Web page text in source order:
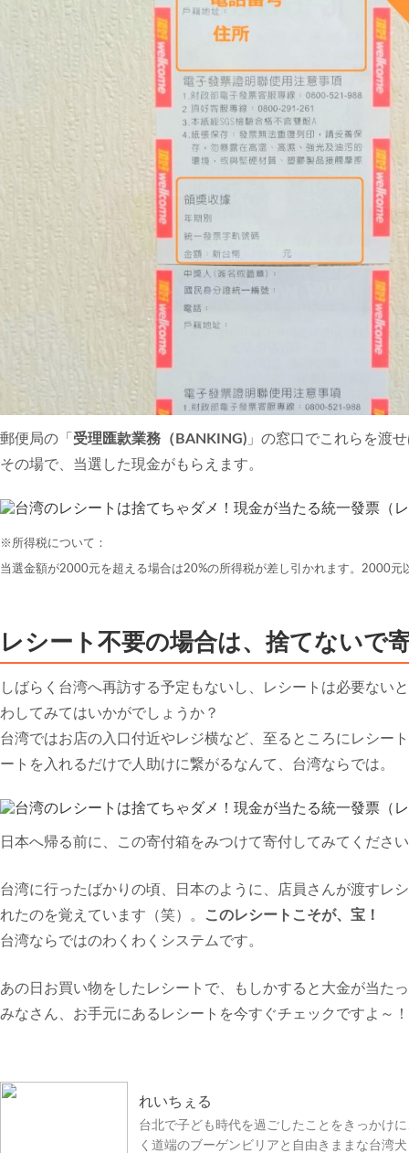
郵便局の「 受理匯款業務（BANKING) 」の窓口でこれらを渡
その場で、当選した現金がもらえます。
※所得税について：
当選金額が2000元を超える場合は20%の所得税が差し引かれます。2000元
レシート不要の場合は、捨てないで
しばらく台湾へ再訪する予定もないし、レシートは必要ない
わしてみてはいかがでしょうか？
台湾ではお店の入口付近やレジ横など、至るところにレシー
ートを入れるだけで人助けに繋がるなんて、台湾ならでは。
日本へ帰る前に、この寄付箱をみつけて寄付してみてくださ
台湾に行ったばかりの頃、日本のように、店員さんが渡すレ
れたのを覚えています（笑）。
このレシートこそが、宝！
台湾ならではのわくわくシステムです。
あの日お買い物をしたレシートで、もしかすると大金が当た
みなさん、お手元にあるレシートを今すぐチェックですよ～！
れいちぇる
台北で子ども時代を過ごしたことをきっかけ
く道端のブーゲンビリアと自由きままな台湾